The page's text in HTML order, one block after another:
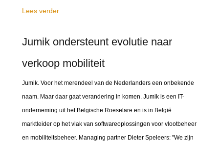
Lees verder
Jumik ondersteunt evolutie naar
verkoop mobiliteit
Jumik. Voor het merendeel van de Nederlanders een onbekende
naam. Maar daar gaat verandering in komen. Jumik is een IT-
onderneming uit het Belgische Roeselare en is in België
marktleider op het vlak van softwareoplossingen voor vlootbeheer
en mobiliteitsbeheer. Managing partner Dieter Speleers: "We zijn